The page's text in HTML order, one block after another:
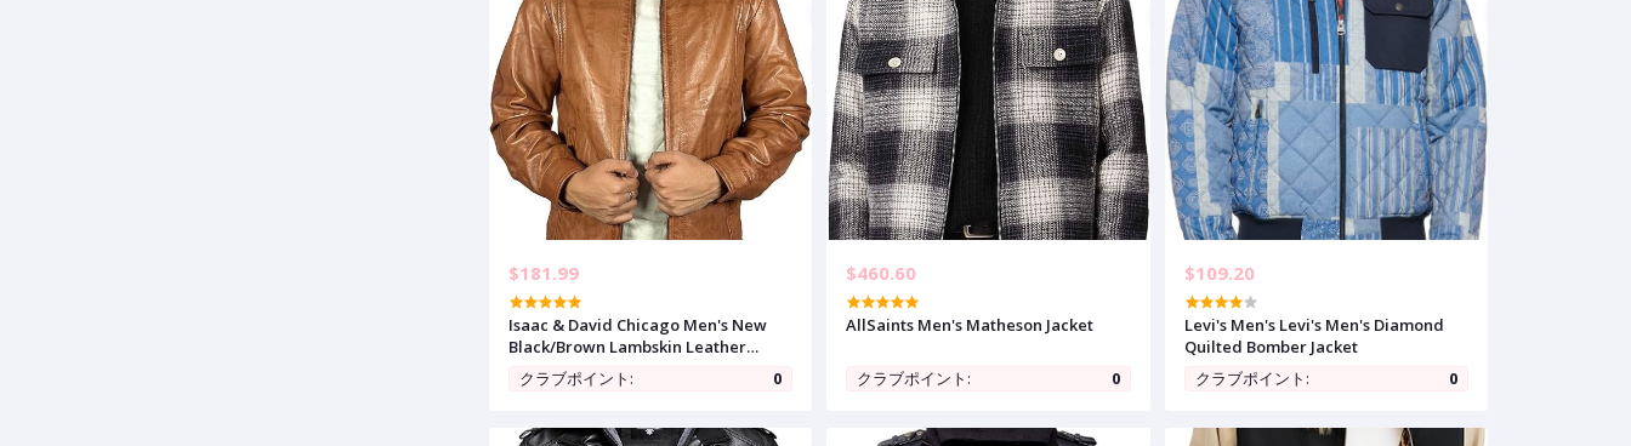
$181.99
Isaac & David Chicago Men's New
Black/Brown Lambskin Leather
Classic Open Bottom Jacket
Motorcycle Vintage Racing Jacket
クラブポイント: 0
$460.60
AllSaints Men's Matheson Jacket
クラブポイント: 0
$109.20
Levi's Men's Levi's Men's Diamond
Quilted Bomber Jacket
クラブポイント:
0